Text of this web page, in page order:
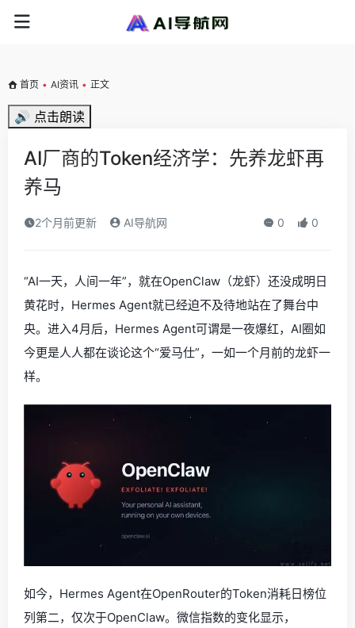
首页 • AI资讯 • 正文
🔊 点击朗读
AI厂商的Token经济学：先养龙虾再
养马
2个月前更新 AI导航网 0 0
“AI一天，人间一年”，就在OpenClaw（龙虾）还没成明日
黄花时，Hermes Agent就已经迫不及待地站在了舞台中
央。进入4月后，Hermes Agent可谓是一夜爆红，AI圈如
今更是人人都在谈论这个“爱马仕”，一如一个月前的龙虾一
样。
如今，Hermes Agent在OpenRouter的Token消耗日榜位
列第二，仅次于OpenClaw。微信指数的变化显示，